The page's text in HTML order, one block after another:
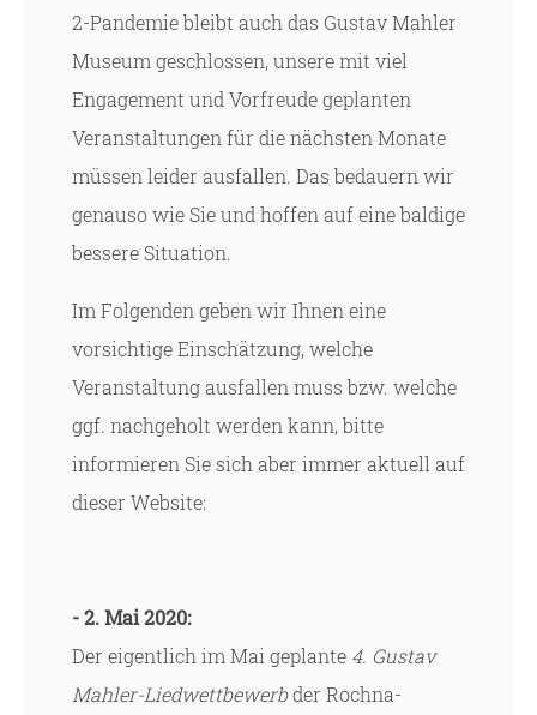
2-Pandemie bleibt auch das Gustav Mahler
Museum geschlossen, unsere mit viel
Engagement und Vorfreude geplanten
Veranstaltungen für die nächsten Monate
müssen leider ausfallen. Das bedauern wir
genauso wie Sie und hoffen auf eine baldige
bessere Situation.
Im Folgenden geben wir Ihnen eine
vorsichtige Einschätzung, welche
Veranstaltung ausfallen muss bzw. welche
ggf. nachgeholt werden kann, bitte
informieren Sie sich aber immer aktuell auf
dieser Website:
- 2. Mai 2020:
Der eigentlich im Mai geplante 4. Gustav
Mahler-Liedwettbewerbder Rochna-